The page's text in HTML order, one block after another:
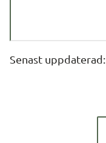
Senast uppdaterad: